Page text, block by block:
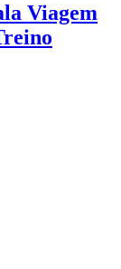
Viagem